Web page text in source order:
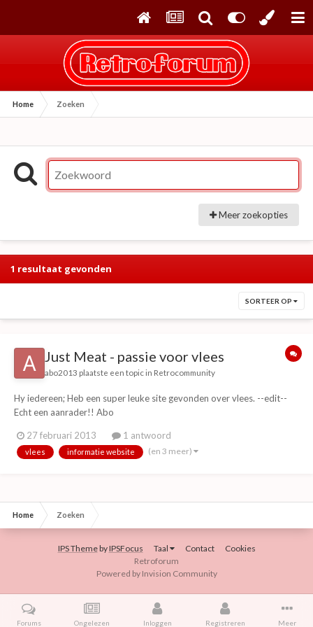
Home Zoeken
Meer zoekopties
1 resultaat gevonden
SORTEER OP
Just Meat - passie voor vlees
abo2013 plaatste een topic in Retrocommunity
Hy iedereen; Heb een super leuke site gevonden over vlees. --edit--
Echt een aanrader!! Abo
27 februari 2013 1 antwoord
vlees informatie website (en 3 meer)
Home Zoeken
IPS ThemebyIPSFocus Taal Contact
Cookies
Retroforum
Powered by Invision Community
Forums Ongelezen Inloggen Registreren Meer